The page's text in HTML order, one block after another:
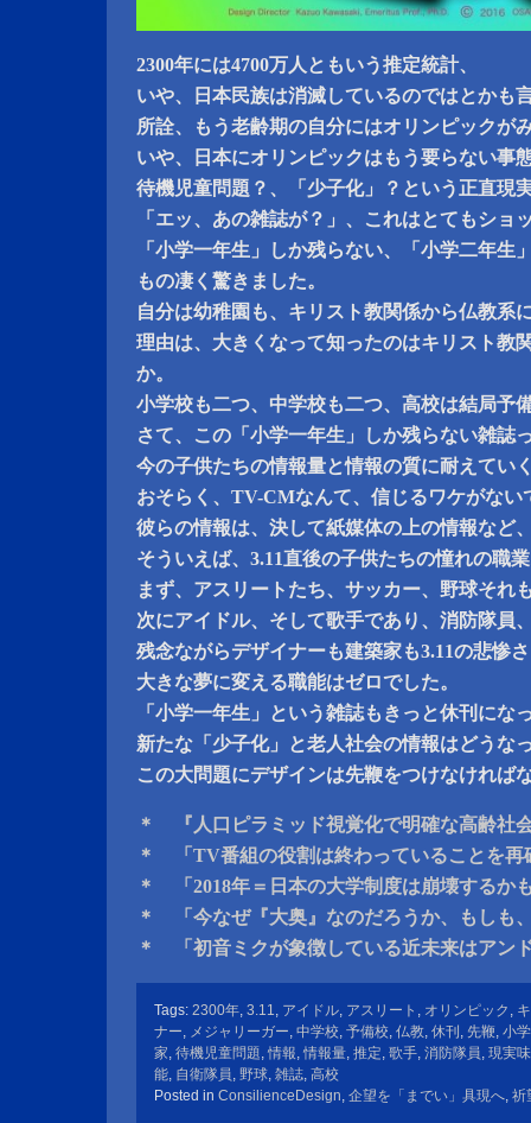
2300年には4700万人ともいう推定統計、
いや、日本民族は消滅しているのではとかも
所詮、もう老齢期の自分にはオリンピックが
いや、日本にオリンピックはもう要らない事
待機児童問題？、「少子化」？という正直現
「エッ、あの雑誌が？」、これはとてもショ
「小学一年生」しか残らない、「小学二年生
もの凄く驚きました。
自分は幼稚園も、キリスト教関係から仏教系
理由は、大きくなって知ったのはキリスト教
か。
小学校も二つ、中学校も二つ、高校は結局予
さて、この「小学一年生」しか残らない雑誌
今の子供たちの情報量と情報の質に耐えてい
おそらく、TV-CMなんて、信じるワケがない
彼らの情報は、決して紙媒体の上の情報など
そういえば、3.11直後の子供たちの憧れの職
まず、アスリートたち、サッカー、野球それ
次にアイドル、そして歌手であり、消防隊員
残念ながらデザイナーも建築家も3.11の悲惨
大きな夢に変える職能はゼロでした。
「小学一年生」という雑誌もきっと休刊にな
新たな「少子化」と老人社会の情報はどうな
この大問題にデザインは先鞭をつけなければ
＊ 『人口ピラミッド視覚化で明確な高齢社
＊ 「TV番組の役割は終わっていることを再
＊ 「2018年＝日本の大学制度は崩壊するか
＊ 「今なぜ『大奥』なのだろうか、もしも
＊ 「初音ミクが象徴している近未来はアン
Tags: 2300年, 3.11, アイドル, アスリート , オリンピック ,
ナー, メジャリーガー, 中学校, 予備校, 仏教, 休刊 , 先鞭, 小
家, 待機児童問題,情報,情報量, 推定, 歌手, 消防隊員, 現実味
能, 自衛隊員, 野球, 雑誌, 高校
Posted in ConsilienceDesign, 企望を「までい」具現へ, 祈